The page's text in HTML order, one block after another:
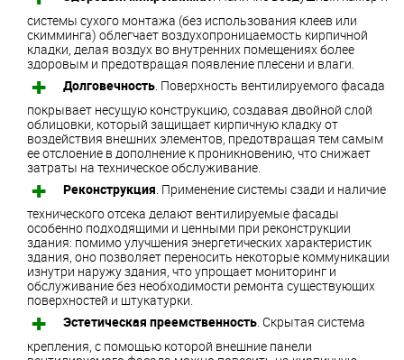
системы сухого монтажа (без использования клеев или
скимминга) облегчает воздухопроницаемость кирпичной
кладки, делая воздух во внутренних помещениях более
здоровым и предотвращая появление плесени и влаги.
Долговечность. Поверхность вентилируемого фасада
покрывает несущую конструкцию, создавая двойной слой
облицовки, который защищает кирпичную кладку от
воздействия внешних элементов, предотвращая тем самым
ее отслоение в дополнение к проникновению, что снижает
затраты на техническое обслуживание.
Реконструкция. Применение системы сзади и наличие
технического отсека делают вентилируемые фасады
особенно подходящими и ценными при реконструкции
здания: помимо улучшения энергетических характеристик
здания, оно позволяет переносить некоторые коммуникации
изнутри наружу здания, что упрощает мониторинг и
обслуживание без необходимости ремонта существующих
поверхностей и штукатурки.
Эстетическая преемственность. Скрытая система
крепления, с помощью которой внешние панели